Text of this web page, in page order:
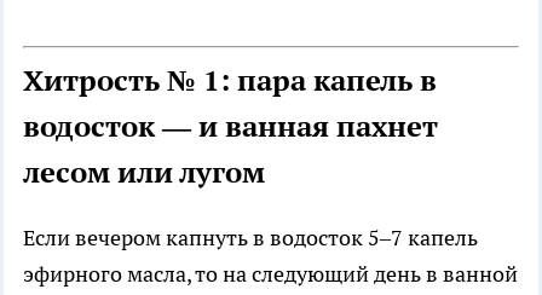
Хитрость № 1: пара капель в
водосток — и ванная пахнет
лесом или лугом
Если вечером капнуть в водосток 5–7 капель
эфирного масла, то на следующий день в ванной